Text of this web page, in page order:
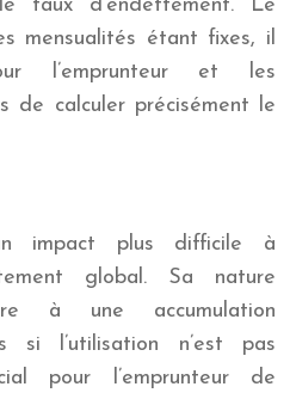
taux d’endettement. Le
mensualités étant fixes, il
l’emprunteur et les
de calculer précisément le
impact plus difficile à
global. Sa nature
à une accumulation
si l’utilisation n’est pas
pour l’emprunteur de